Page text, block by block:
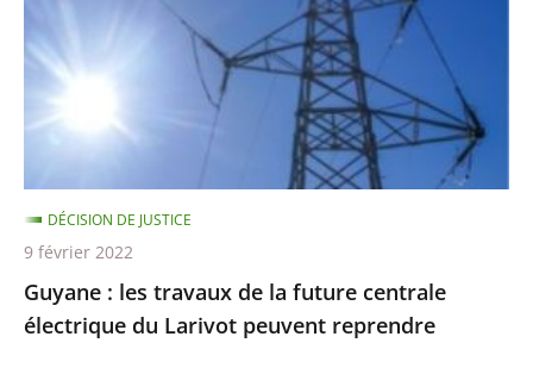
inter...
la
future
centrale
électrique
du
Larivot
peuvent
reprendre
Guyane : les travaux de la future centrale
électrique du Larivot peuvent reprendre
DÉCISION DE JUSTICE
9 février 2022